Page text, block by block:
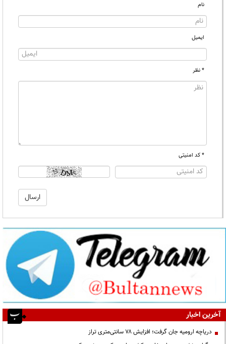
نام
ایمیل
* نظر
* کد امنیتی
آخرین اخبار
دریاچه ارومیه جان گرفت؛ افزایش ۷۸ سانتی‌متری تراز